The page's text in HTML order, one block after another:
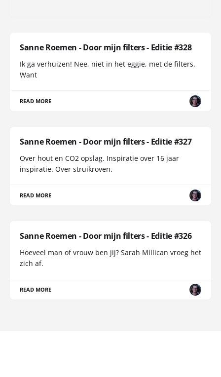
Sanne Roemen - Door mijn filters - Editie #328
Ik ga verhuizen! Nee, niet in het eggie, met de filters.
Want
READ MORE
Sanne Roemen - Door mijn filters - Editie #327
Over hout en CO2 opslag. Inspiratie over 16 jaar
inspiratie. Over struikroven.
READ MORE
Sanne Roemen - Door mijn filters - Editie #326
Hoeveel man of vrouw ben jij? Sarah Millican vroeg het
zich af.
READ MORE